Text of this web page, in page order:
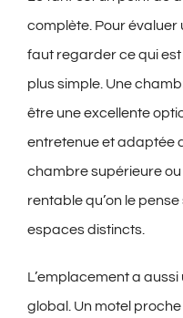
complète. Pour évaluer
faut regarder ce qui est
plus simple. Une
être une excellente
entretenue et adaptée
chambre supérieure
rentable qu’on le
espaces distincts.
L’emplacement a
global. Un motel